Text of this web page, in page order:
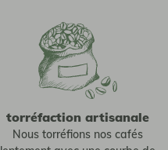
torréfaction artisanale
Nous torréfions nos cafés